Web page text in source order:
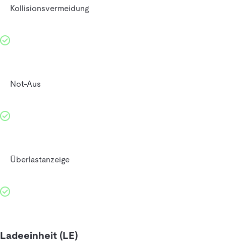
Kollisionsvermeidung
Not-Aus
Überlastanzeige
Ladeeinheit (LE)